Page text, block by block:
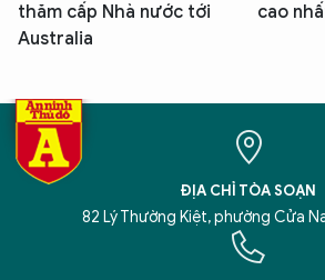
thăm cấp Nhà nước tới
Australia
cao
ĐỊA CHỈ TÒA SOẠN
82 Lý Thường Kiệt, phường Cửa